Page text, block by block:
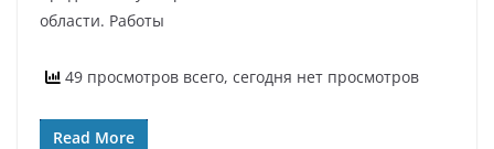
области. Работы
49 просмотров всего, сегодня нет просмотров
Read More